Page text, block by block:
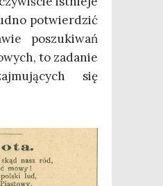
potwier­dzić
poszu­ki­wań
to zada­nie
się